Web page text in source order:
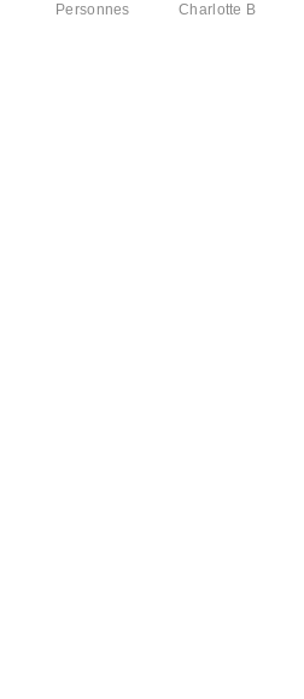
Personnes
Charlotte B